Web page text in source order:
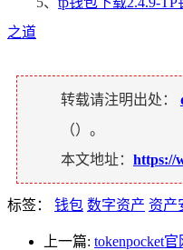
之道
转载请注明出处：
（）。
本文地址： https://
标签： 钱包 数字资产 资产
上一篇: tokenpocket